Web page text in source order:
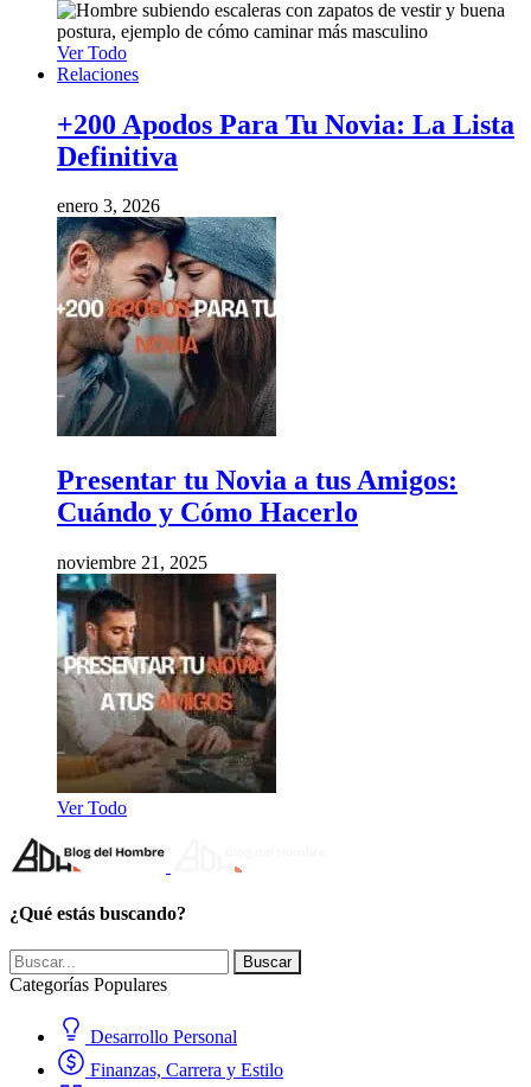
Ver Todo
Relaciones
+200 Apodos Para Tu Novia: La Lista
Definitiva
enero 3, 2026
Presentar tu Novia a tus Amigos:
Cuándo y Cómo Hacerlo
noviembre 21, 2025
Ver Todo
¿Qué estás buscando?
Buscar
Categorías Populares
Desarrollo Personal
Finanzas, Carrera y Estilo